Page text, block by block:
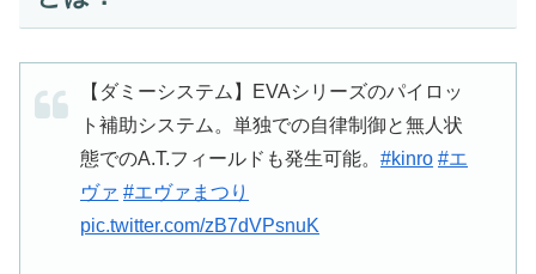
【ダミーシステム】EVAシリーズのパイロッ
ト補助システム。単独での自律制御と無人状
態でのA.T.フィールドも発生可能。 #kinro #エ
ヴァ #エヴァまつり
pic.twitter.com/zB7dVPsnuK